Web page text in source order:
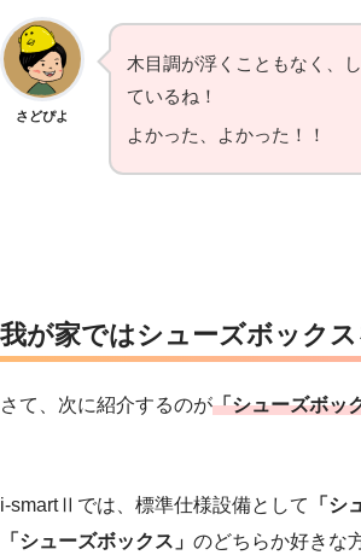
さどぴよ
木目調が浮くこともなく、
ているね！
よかった、よかった！！
我が家ではシューズボックス
さて、次に紹介するのが「シューズボッ
i-smartⅡでは、標準仕様設備として 「シ
「シューズボックス」 のどちらか好きな